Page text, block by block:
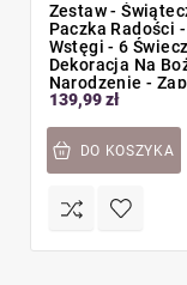
Zestaw -
Paczka Radości -
Wstęgi - 6
Dekoracja Na
Narodzenie -
Christmas Balsam
139,99 zł
DO KOSZYKA